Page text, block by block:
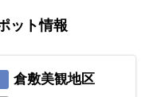
ット情報
倉敷美観地区